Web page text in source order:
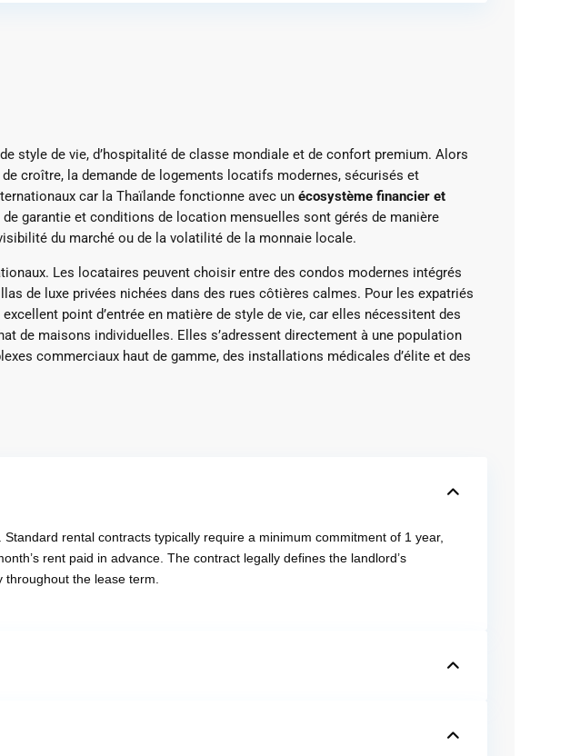
style de vie, d’hospitalité de classe mondiale et de confort premium. Alors
croître, la demande de logements locatifs modernes, sécurisés et
car la Thaïlande fonctionne avec un écosystème financier et
garantie et conditions de location mensuelles sont gérés de manière
du marché ou de la volatilité de la monnaie locale.
Les locataires peuvent choisir entre des condos modernes intégrés
de luxe privées nichées dans des rues côtières calmes. Pour les expatriés
point d’entrée en matière de style de vie, car elles nécessitent des
de maisons individuelles. Elles s’adressent directement à une population
commerciaux haut de gamme, des installations médicales d’élite et des
rental contracts typically require a minimum commitment of 1 year,
rent paid in advance. The contract legally defines the landlord’s
the lease term.